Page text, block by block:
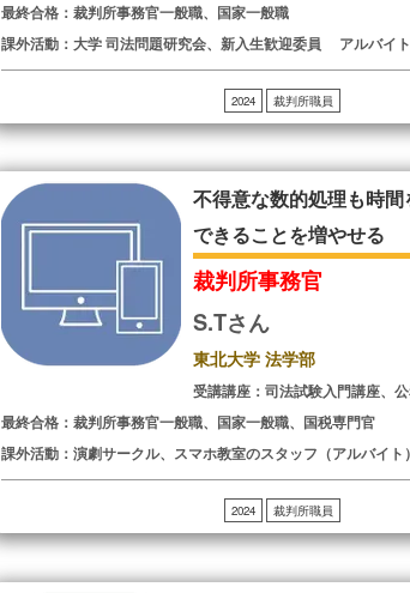
最終合格：裁判所事務官一般職、国家一般職
課外活動：大学 司法問題研究会、新入生歓迎委員 アルバイ
2024 裁判所職員
不得意な数的処理も時
できることを増やせる
裁判所事務官
S.Tさん
東北大学 法学部
受講講座：司法試験入門講座、
最終合格：裁判所事務官一般職、国家一般職、国税専門官
課外活動：演劇サークル、スマホ教室のスタッフ（アルバイト）
2024 裁判所職員